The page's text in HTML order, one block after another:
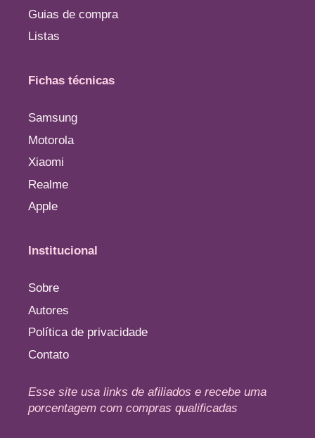
Guias de compra
Listas
Fichas técnicas
Samsung
Motorola
Xiaomi
Realme
Apple
Institucional
Sobre
Autores
Política de privacidade
Contato
Esse site usa links de afiliados e recebe uma
porcentagem com compras qualificadas